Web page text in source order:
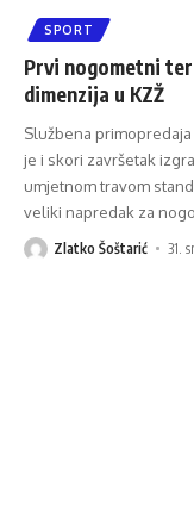
SPORT
Prvi nogometni
dimenzija u KZŽ
Službena
je i skori završetak
umjetnom travom
veliki napredak za
Zlatko Šoštarić 31.